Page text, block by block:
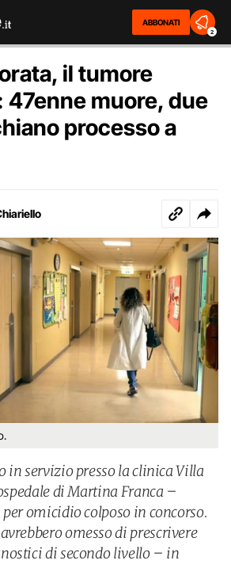
ABBONATI
2
il tumore
muore, due
processo a
in servizio presso la clinica Villa
di Martina Franca –
omicidio colposo in concorso.
omesso di prescrivere
di secondo livello – in